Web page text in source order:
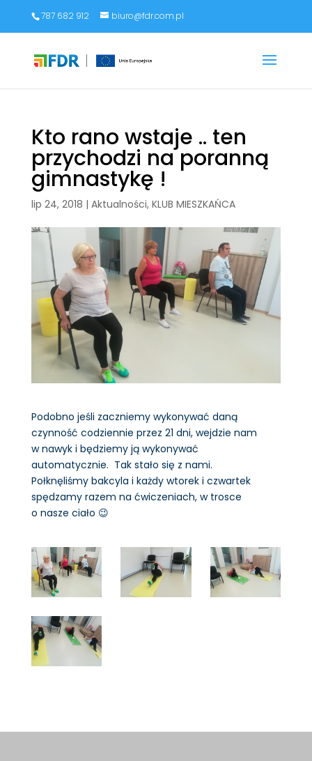
787 682 912 biuro@fdr.com.pl
Kto rano wstaje .. ten
przychodzi na poranną
gimnastykę !
lip 24, 2018 | Aktualności, KLUB MIESZKAŃCA
Podobno jeśli zaczniemy wykonywać daną
czynność codziennie przez 21 dni, wejdzie nam
w nawyk i będziemy ją wykonywać
automatycznie. Tak stało się z nami.
Połknęliśmy bakcyla i każdy wtorek i czwartek
spędzamy razem na ćwiczeniach, w trosce
o nasze ciało 😉